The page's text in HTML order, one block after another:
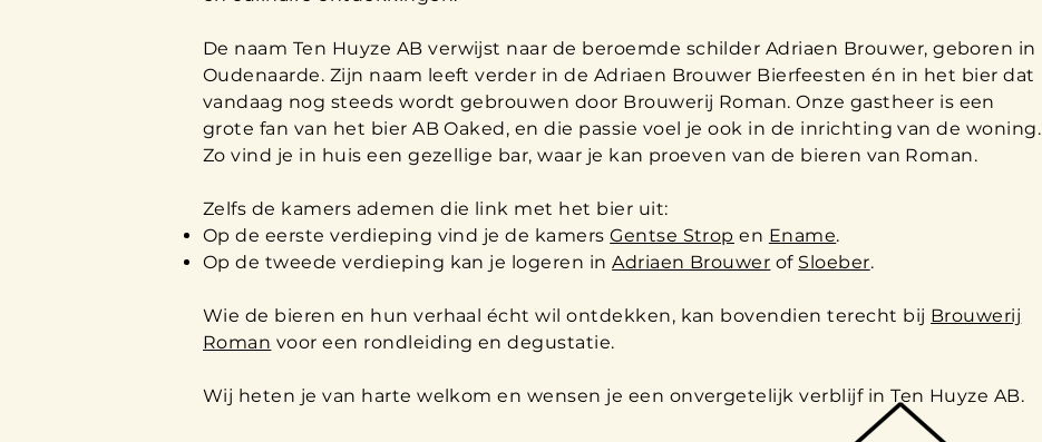
De naam Ten Huyze AB verwijst naar de beroemde schilder Adriaen Brouwer, geboren in
Oudenaarde. Zijn naam leeft verder in de Adriaen Brouwer Bierfeesten én in het bier dat
vandaag nog steeds wordt gebrouwen door Brouwerij Roman. Onze gastheer is een
grote fan van het bier AB Oaked, en die passie voel je ook in de inrichting van de woning.
Zo vind je in huis een gezellige bar, waar je kan proeven van de bieren van Roman.
Zelfs de kamers ademen die link met het bier uit:
Op de eerste verdieping vind je de kamersGentse Strop en Ename.
Op de tweede verdieping kan je logeren inAdriaen Brouwer of Sloeber.
Wie de bieren en hun verhaal écht wil ontdekken, kan bovendien terecht bij Brouwerij
Roman voor een rondleiding en degustatie.
Wij heten je van harte welkom en wensen je een onvergetelijk verblijf in Ten Huyze AB.